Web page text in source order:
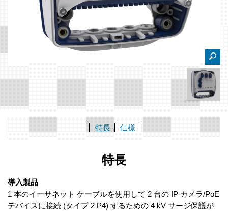
特長 仕様
特長
導入製品
1 本のイーサネット ケーブルを使用して 2 台の IP カメラ/PoE
デバイスに接続 (タイプ 2 P4) するための 4 kV サージ保護が